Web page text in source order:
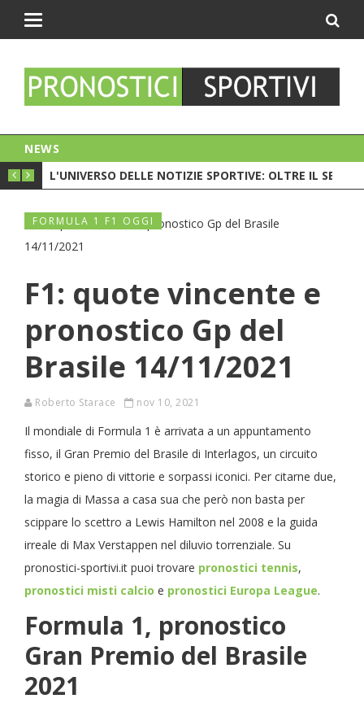
Toggle
NEWS
C'È LA CRISI?
L'UNIVERSO DELLE NOTIZIE SPORTIVE: OLTRE IL
FORMULA 1 F1 OGGI
F1: quote vincente e
pronostico Gp del
Brasile 14/11/2021
Roberto Starace nov 10, 2021
Il mondiale di Formula 1 è arrivata a un appuntamento
fisso, il Gran Premio del Brasile di Interlagos, un circuito
storico e pieno di vittorie e sorpassi iconici. Per citarne due,
la magia di Massa a casa sua che però non basta per
scippare lo scettro a Lewis Hamilton nel 2008 e la guida
irreale di Max Verstappen nel diluvio torrenziale. Su
pronostici-sportivi.it puoi trovare pronostici tennis,
pronostici misti calcio e pronostici Europa League.
Formula 1, pronostico
Gran Premio del Brasile
2021